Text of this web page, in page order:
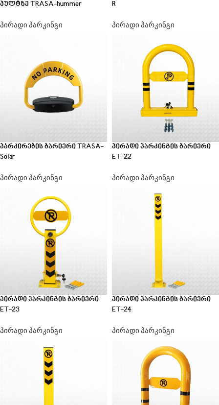
პულტზე TRASA-hummer
პირადი პარკინგი
R
პირადი პარკინგი
პარკირების ბარიერი TRASA-
Solar
პირადი პარკინგი
პირადი პარკინგის ბარიერი
ET-22
პირადი პარკინგი
პირადი პარკინგის ბარიერი
ET-23
პირადი პარკინგი
პირადი პარკინგის ბარიერი
ET-24
პირადი პარკინგი